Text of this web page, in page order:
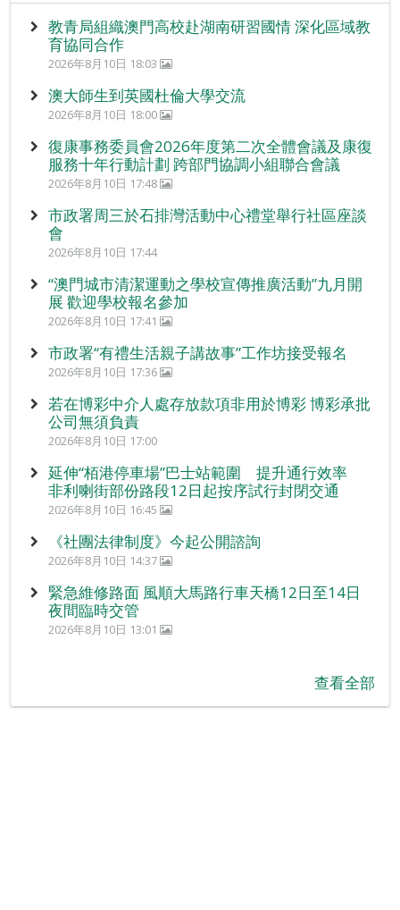
教青局組織澳門高校赴湖南研習國情 深化區域教
育協同合作
2026年8月10日 18:03
澳大師生到英國杜倫大學交流
2026年8月10日 18:00
復康事務委員會2026年度第二次全體會議及康復
服務十年行動計劃 跨部門協調小組聯合會議
2026年8月10日 17:48
市政署周三於石排灣活動中心禮堂舉行社區座談
會
2026年8月10日 17:44
“澳門城市清潔運動之學校宣傳推廣活動”九月開
展 歡迎學校報名參加
2026年8月10日 17:41
市政署“有禮生活親子講故事”工作坊接受報名
2026年8月10日 17:36
若在博彩中介人處存放款項非用於博彩 博彩承批
公司無須負責
2026年8月10日 17:00
延伸“栢港停車場”巴士站範圍 提升通行效率
非利喇街部份路段12日起按序試行封閉交通
2026年8月10日 16:45
《社團法律制度》今起公開諮詢
2026年8月10日 14:37
緊急維修路面 風順大馬路行車天橋12日至14日
夜間臨時交管
2026年8月10日 13:01
查看全部